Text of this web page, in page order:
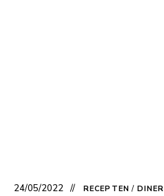
24/05/2022 RECEPTEN / DINER